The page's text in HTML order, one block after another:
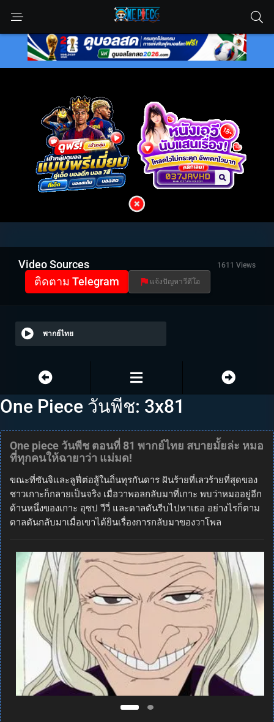
Video Sources 1611 Views
ติดตาม Telegram แจ้งปัญหาวีดีโอ
พากย์ไทย
One Piece วันพีช: 3x81
One piece วันพีช ตอนที่ 81 พากย์ไทย สบายมั้ยล่ะ หมอ
ที่ทุกคนให้ฉายาว่า แม่มด!
ขณะที่ซันจิและลูฟี่ต่อสู้ในถิ่นทุรกันดาร ฝันร้ายที่เลวร้ายที่สุดของ
ชาวเกาะก็กลายเป็นจริง เมื่อวาพอลกลับมาที่เกาะ พบว่าหมออยู่อีก
ด้านหนึ่งของเกาะ อุซป วีวี่ และดาลตันรีบไปหาเธอ อย่างไรก็ตาม
ดาลตันกลับมาเมื่อเขาได้ยินเรื่องการกลับมาของวาโพล